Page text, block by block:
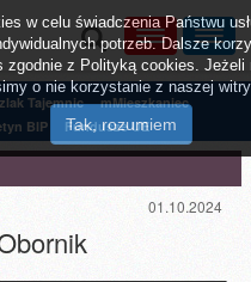
Tajemnic
mMieszkaniec
BIP Fundusze UE
01.10.2024
w celu świadczenia Państwu
potrzeb. Dalsze
zgodnie z Polityką cookies.
o nie korzystanie z naszej